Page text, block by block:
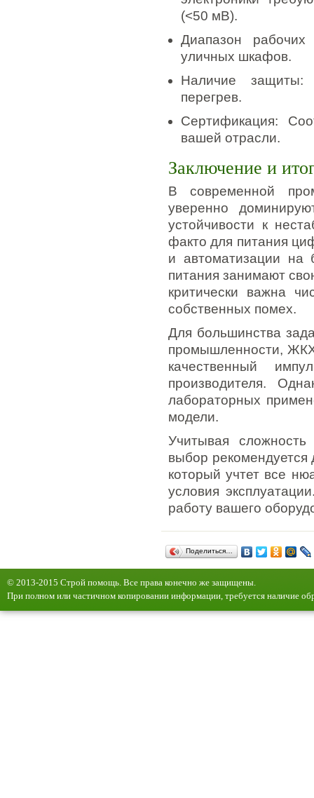
(<50 мВ).
Диапазон
уличных шкафов.
Наличие защиты:
перегрев.
Сертификация:
вашей отрасли.
Заключение и
В современной
уверенно
устойчивости к
факто для питания
и автоматизации на
питания занимают
критически важна
собственных помех.
Для большинства
промышленности,
качественный
производителя.
лабораторных
модели.
Учитывая
выбор рекомендуется
который учтет все
условия
работу вашего
Поделиться…
© 2013-2015 Строй помощь. Все права конечно же защищены.
При полном или частичном копировании информации, требуется наличие